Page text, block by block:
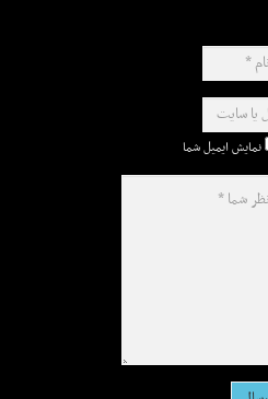
نمایش ایمیل شما